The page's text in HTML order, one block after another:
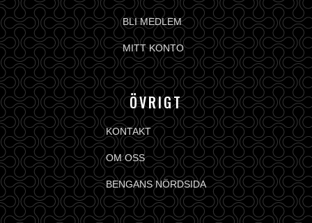
BLI MEDLEM
MITT KONTO
ÖVRIGT
KONTAKT
OM OSS
BENGANS NÖRDSIDA